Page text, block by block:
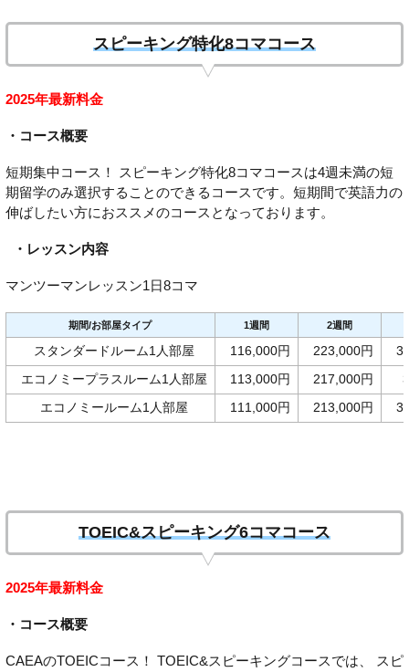
スピーキング特化8コマコース
2025年最新料金
・コース概要
短期集中コース！ スピーキング特化8コマコースは4週未満の短
期留学のみ選択することのできるコースです。短期間で英語力の
伸ばしたい方におススメのコースとなっております。
・レッスン内容
マンツーマンレッスン1日8コマ
期間/お部屋タイプ 1週間 2週間
スタンダードルーム1人部屋 116,000円 223,000円
エコノミープラスルーム1人部屋 113,000円 217,000円
エコノミールーム1人部屋 111,000円 213,000円
TOEIC&スピーキング6コマコース
2025年最新料金
・コース概要
CAEAのTOEICコース！ TOEIC&スピーキングコースでは、 スピ